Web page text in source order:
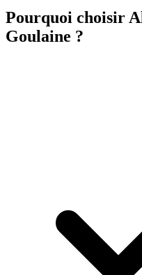
Pourquoi choisir
Goulaine ?